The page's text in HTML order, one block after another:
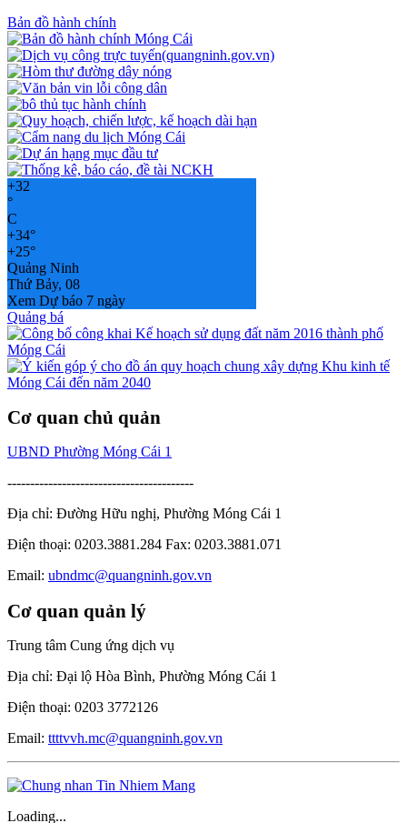
Bản đồ hành chính
+32
°
C
+34°
+25°
Quảng Ninh
Thứ Bảy, 08
Xem Dự báo 7 ngày
Quảng bá
Cơ quan chủ quản
UBND Phường Móng Cái 1
-----------------------------------------
Địa chỉ: Đường Hữu nghị, Phường Móng Cái 1
Điện thoại: 0203.3881.284 Fax: 0203.3881.071
Email: ubndmc@quangninh.gov.vn
Cơ quan quản lý
Trung tâm Cung ứng dịch vụ
Địa chỉ: Đại lộ Hòa Bình, Phường Móng Cái 1
Điện thoại: 0203 3772126
Email: ttttvvh.mc@quangninh.gov.vn
Loading...